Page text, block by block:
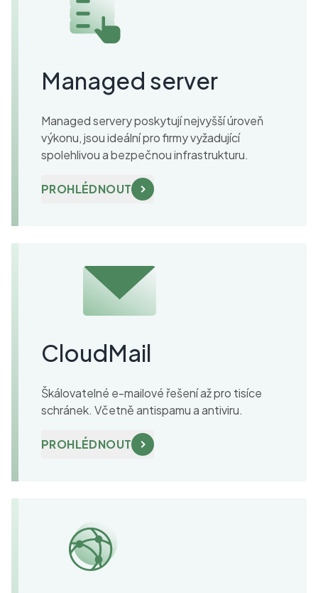
Managed server
Managed servery poskytují nejvyšší úroveň
výkonu, jsou ideální pro firmy vyžadující
spolehlivou a bezpečnou infrastrukturu.
PROHLÉDNOUT
CloudMail
Škálovatelné e-mailové řešení až pro tisíce
schránek. Včetně antispamu a antiviru.
PROHLÉDNOUT